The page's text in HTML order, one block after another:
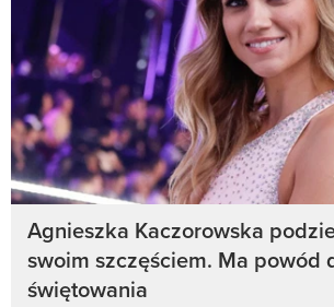
Agnieszka Kaczorowska
swoim szczęściem. Ma powód
świętowania